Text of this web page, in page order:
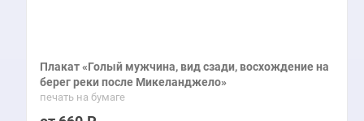
Плакат «Голый мужчина, вид сзади, восхождение на
берег реки после Микеланджело»
печать на бумаге